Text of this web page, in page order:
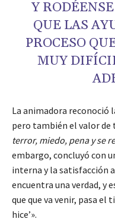
Y
QUE LAS
PROCESO
MUY
La animadora reconoció
pero también el valor de
terror, miedo, pena y se
embargo, concluyó con
interna y la satisfacción
encuentra una verdad, y
que que va venir, pasa el
hice’».